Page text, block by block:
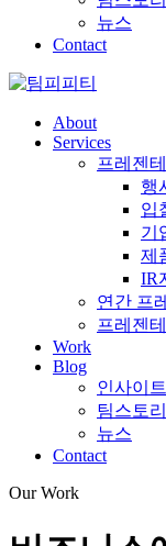
뉴스
Contact
About
Services
프레젠
행
입
기
제
IR
연간 프
프레젠
Work
Blog
인사이트
팀스토리
뉴스
Contact
Our Work